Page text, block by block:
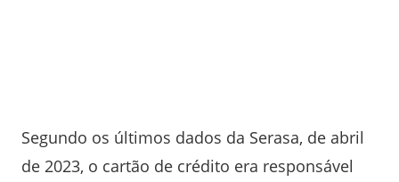
Segundo os últimos dados da Serasa, de abril
de 2023, o cartão de crédito era responsável